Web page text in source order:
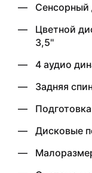
Сенсорный
Цветной
3,5''
4 аудио
Задняя
Дисковые